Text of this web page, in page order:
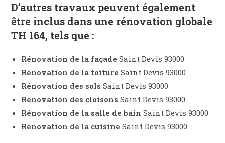
D’autres travaux peuvent également
être inclus dans une rénovation globale
TH 164, tels que :
Rénovation de la façade Saint Devis 93000
Rénovation de la toiture Saint Devis 93000
Rénovation des sols Saint Devis 93000
Rénovation des cloisons Saint Devis 93000
Rénovation de la salle de bain Saint Devis 93000
Rénovation de la cuisine Saint Devis 93000